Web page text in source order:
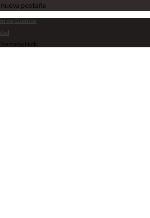
pestaña
de Cuentos
by Nick